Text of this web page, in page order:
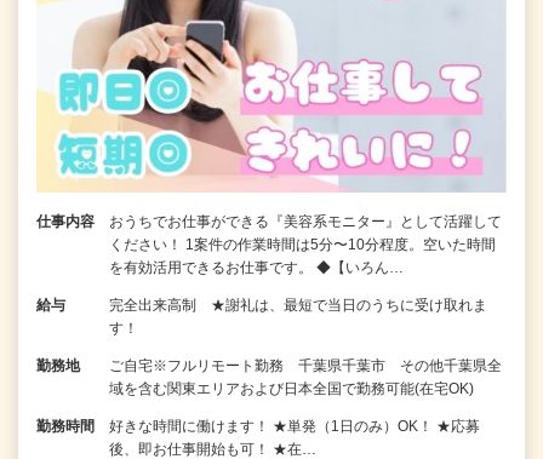
仕事内容
おうちでお仕事ができる『美容系モニター』として活躍して
ください！ 1案件の作業時間は5分〜10分程度。空いた時間
を有効活用できるお仕事です。 ◆【いろん…
給与
完全出来高制 ★謝礼は、最短で当日のうちに受け取れま
す！
勤務地
ご自宅※フルリモート勤務 千葉県千葉市 その他千葉県全
域を含む関東エリアおよび日本全国で勤務可能(在宅OK)
勤務時間
好きな時間に働けます！ ★単発（1日のみ）OK！ ★応募
後、即お仕事開始も可！ ★在…